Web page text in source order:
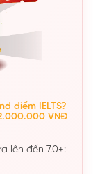
điểm IELTS?
VNĐ
lên đến 7.0+: